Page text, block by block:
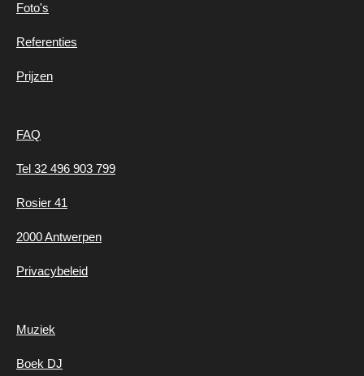
Foto's
Referenties
Prijzen
FAQ
Tel 32 496 903 799
Rosier 41
2000 Antwerpen
Privacybeleid
Muziek
Boek DJ